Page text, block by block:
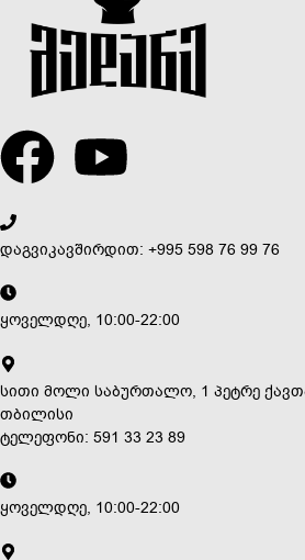
დაგვიკავშირდით: +995 598 76 99 76
ყოველდღე, 10:00-22:00
სითი მოლი საბურთალო, 1 პეტრე
თბილისი
ტელეფონი: 591 33 23 89
ყოველდღე, 10:00-22:00